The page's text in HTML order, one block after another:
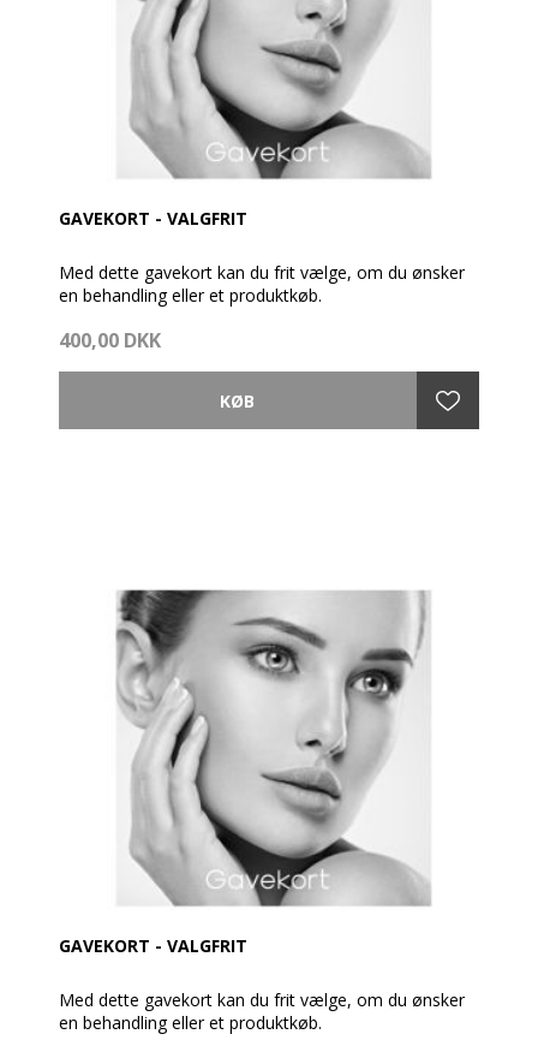
GAVEKORT - VALGFRIT
Med dette gavekort kan du frit vælge, om du ønsker
en behandling eller et produktkøb.
Gavekortet pakkes fint ind med brochure og en
Så vidt muligt afsendes gavekortet samme dag som
bestillingen er modtaget - dog før kl. 14
400,00 DKK
GAVEKORT - VALGFRIT
Med dette gavekort kan du frit vælge, om du ønsker
en behandling eller et produktkøb.